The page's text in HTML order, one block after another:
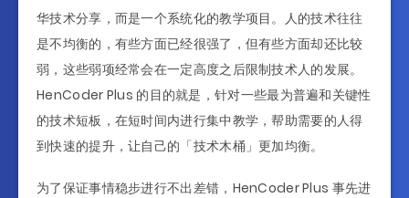
华技术分享，而是一个系统化的教学项目。人的技术往往
是不均衡的，有些方面已经很强了，但有些方面却还比较
弱，这些弱项经常会在一定高度之后限制技术人的发展。
HenCoder Plus 的目的就是，针对一些最为普遍和关键性
的技术短板，在短时间内进行集中教学，帮助需要的人得
到快速的提升，让自己的「技术木桶」更加均衡。
为了保证事情稳步进行不出差错，HenCoder Plus 事先进